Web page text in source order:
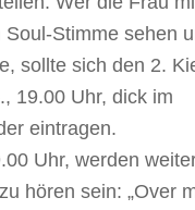
Soul-Stimme sehen
sollte sich den 2.
19.00 Uhr, dick im
eintragen.
Uhr, werden
hören sein: „Over